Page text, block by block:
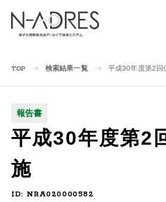
TOP 検索結果一覧 平成30年度第2回
報告書
平成30年度第2
施
ID: NRA020000582